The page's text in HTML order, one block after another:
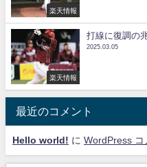
楽天情報
楽天情報
打線に復調の
2025.03.05
最近のコメント
Hello world! に WordPress コ